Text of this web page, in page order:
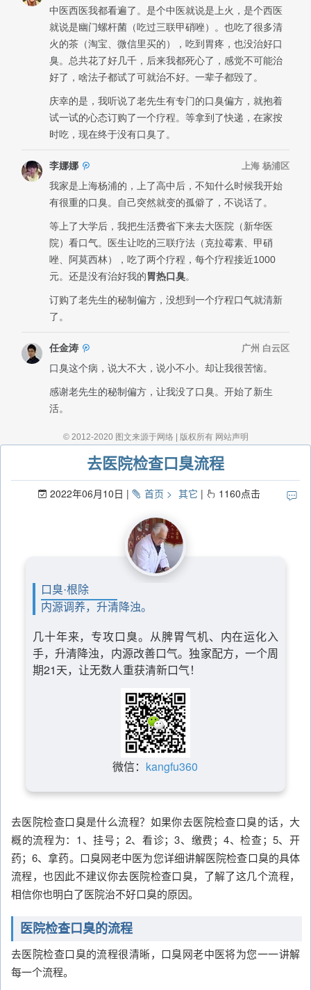
去医院检查口臭流程
2022年06月10日 首页 其它 1160点击
口臭·根除
内源调养，升清降浊。
几十年来，专攻口臭。从脾胃气机、内在运化入
手，升清降浊，内源改善口气。独家配方，一个周
期21天，让无数人重获清新口气！
微信： kangfu360
去医院检查口臭是什么流程？如果你去医院检查口臭的话，大
概的流程为：1、挂号；2、看诊；3、缴费；4、检查；5、开
药；6、拿药。口臭网老中医为您详细讲解医院检查口臭的具体
流程，也因此不建议你去医院检查口臭，了解了这几个流程，
相信你也明白了医院治不好口臭的原因。
医院检查口臭的流程
去医院检查口臭的流程很清晰，口臭网老中医将为您一一讲解
每一个流程。